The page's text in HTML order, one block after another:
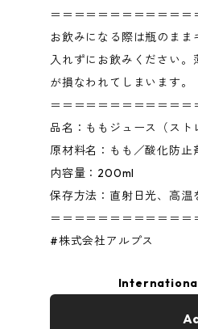
＝＝＝＝＝＝＝＝＝＝＝＝
お飲みになる際は瓶のま
入れずにお飲みください
が損なわれてしまいます。
＝＝＝＝＝＝＝＝＝＝＝＝
品名：ももジュース（スト
原材料名：もも／酸化防止
内容量：200ml
保存方法：直射日光、高
＝＝＝＝＝＝＝＝＝＝＝＝
#株式会社アルプス